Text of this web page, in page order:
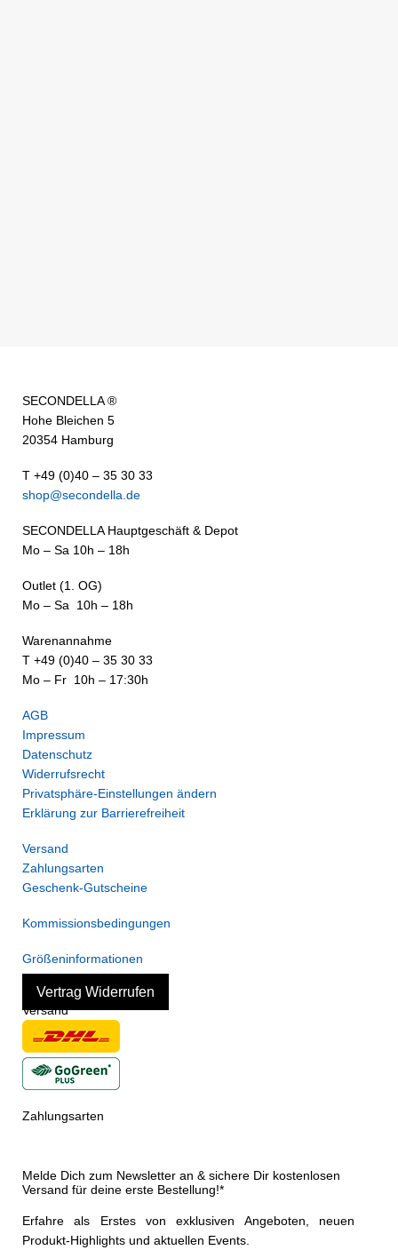
SECONDELLA ®
Hohe Bleichen 5
20354 Hamburg
T +49 (0)40 – 35 30 33
shop@secondella.de
SECONDELLA Hauptgeschäft & Depot
Mo – Sa 10h – 18h
Outlet (1. OG)
Mo – Sa 10h – 18h
Warenannahme
T +49 (0)40 – 35 30 33
Mo – Fr 10h – 17:30h
AGB
Impressum
Datenschutz
Widerrufsrecht
Privatsphäre-Einstellungen ändern
Erklärung zur Barrierefreiheit
Versand
Zahlungsarten
Geschenk-Gutscheine
Kommissionsbedingungen
Größeninformationen
Vertrag Widerrufen
Versand
Zahlungsarten
Melde Dich zum Newsletter an & sichere Dir kostenlosen
Versand für deine erste Bestellung!*
Erfahre als Erstes von exklusiven Angeboten, neuen
Produkt-Highlights und aktuellen Events.